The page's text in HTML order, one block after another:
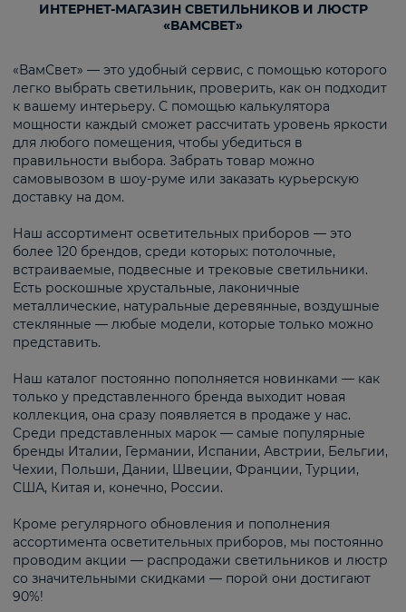
ИНТЕРНЕТ-МАГАЗИН СВЕТИЛЬНИКОВ И ЛЮСТР
«ВАМСВЕТ»
«ВамСвет» — это удобный сервис, с помощью которого
легко выбрать светильник, проверить, как он подходит
к вашему интерьеру. С помощью калькулятора
мощности каждый сможет рассчитать уровень яркости
для любого помещения, чтобы убедиться в
правильности выбора. Забрать товар можно
самовывозом в шоу-руме или заказать курьерскую
доставку на дом.
Наш ассортимент осветительных приборов — это
более 120 брендов, среди которых: потолочные,
встраиваемые, подвесные и трековые светильники.
Есть роскошные хрустальные, лаконичные
металлические, натуральные деревянные, воздушные
стеклянные — любые модели, которые только можно
представить.
Наш каталог постоянно пополняется новинками — как
только у представленного бренда выходит новая
коллекция, она сразу появляется в продаже у нас.
Среди представленных марок — самые популярные
бренды Италии, Германии, Испании, Австрии, Бельгии,
Чехии, Польши, Дании, Швеции, Франции, Турции,
США, Китая и, конечно, России.
Кроме регулярного обновления и пополнения
ассортимента осветительных приборов, мы постоянно
проводим акции — распродажи светильников и люстр
со значительными скидками — порой они достигают
90%!